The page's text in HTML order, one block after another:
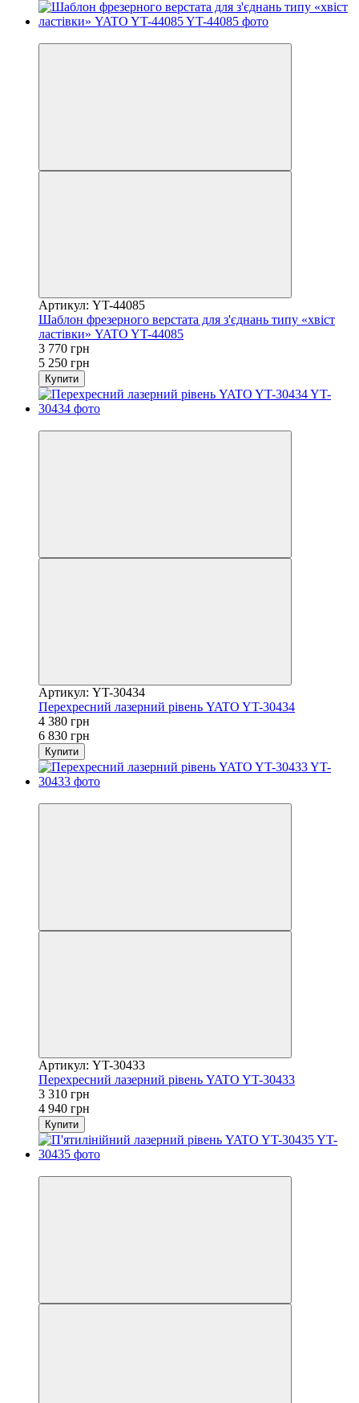
Артикул: YT-44085
Шаблон фрезерного верстата для з'єднань типу «хвіст
ластівки» YATO YT-44085
3 770 грн
5 250 грн
Купити
Артикул: YT-30434
Перехресний лазерний рівень YATO YT-30434
4 380 грн
6 830 грн
Купити
Артикул: YT-30433
Перехресний лазерний рівень YATO YT-30433
3 310 грн
4 940 грн
Купити